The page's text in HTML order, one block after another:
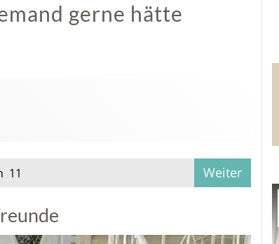
gerne hätte
11 Weiter